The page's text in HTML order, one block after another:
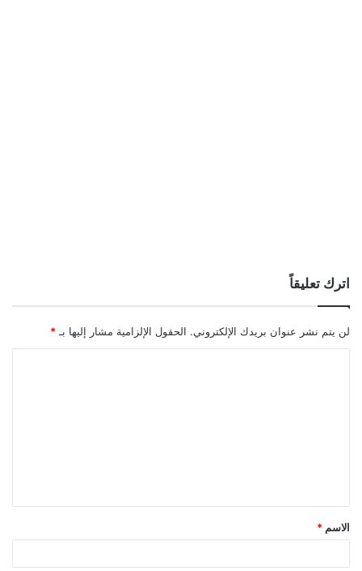
اترك تعليقاً
لن يتم نشر عنوان بريدك الإلكتروني. الحقول الإلزامية مشار إليها بـ *
ق
*
الاسم *